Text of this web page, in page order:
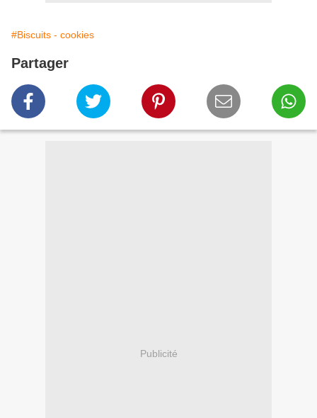
#Biscuits - cookies
Partager
Publicité